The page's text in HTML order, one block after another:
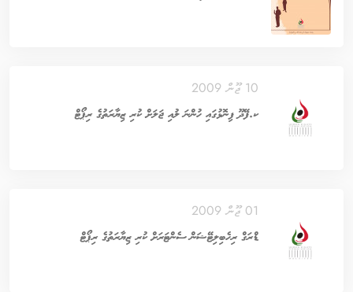
10 ޖޫން 2009
ކ.ފޭދޫ ފިނޮޅުގައި ހުންނަ ލުއި ޖަލަށް ކުރި ޒިޔާރަތުގެ ރިޕޯޓް
01 ޖޫން 2009
ޑްރަގް ރިހެބިލިޓޭޝަން ސެންޓަރަށް ކުރި ޒިޔާރަތުގެ ރިޕޯޓް